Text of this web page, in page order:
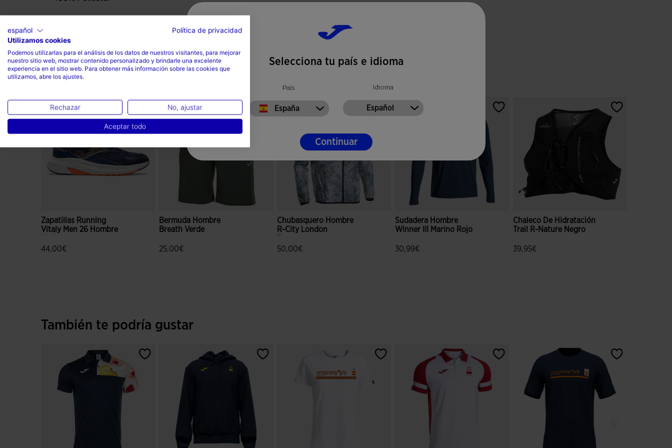
Completa el look
Zapatillas Running
Vitaly Men 26 Hombre
44,00€
Bermuda Hombre
Breath Verde
25,00€
Chubasquero Hombre
R-City London
50,00€
Sudadera Hombre
Winner III Marino Rojo
30,99€
Chaleco De Hidratación
Trail R-Nature Negro
39,95€
También te podría gustar
Selecciona tu país e idioma
País
España
Idioma
Español
Continuar
español
Política de privacidad
Utilizamos cookies
Podemos utilizarlas para el análisis de los datos de nuestros visitantes, para mejorar
nuestro sitio web, mostrar contenido personalizado y brindarle una excelente
experiencia en el sitio web. Para obtener más información sobre las cookies que
utilizamos, abre los ajustes.
Rechazar No, ajustar
Aceptar todo